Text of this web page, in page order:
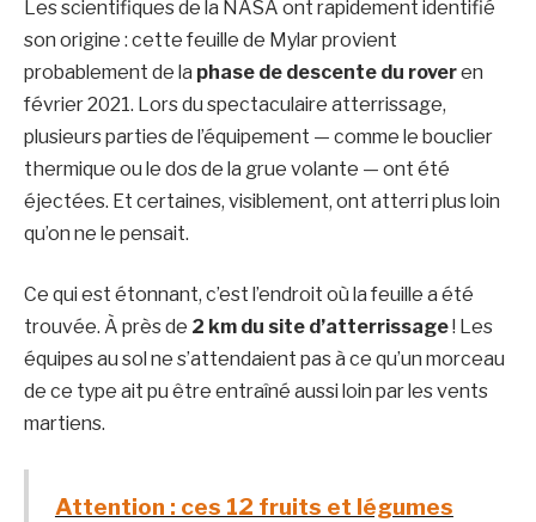
Les scientifiques de la NASA ont rapidement identifié
son origine : cette feuille de Mylar provient
probablement de la phase de descente du roveren
février 2021. Lors du spectaculaire atterrissage,
plusieurs parties de l’équipement — comme le bouclier
thermique ou le dos de la grue volante — ont été
éjectées. Et certaines, visiblement, ont atterri plus loin
qu’on ne le pensait.
Ce qui est étonnant, c’est l’endroit où la feuille a été
trouvée. À près de 2 km du site d’atterrissage! Les
équipes au sol ne s’attendaient pas à ce qu’un morceau
de ce type ait pu être entraîné aussi loin par les vents
martiens.
Attention : ces 12 fruits et légumes